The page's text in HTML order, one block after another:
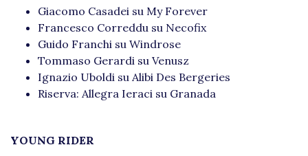
Giacomo Casadei su My Forever
Francesco Correddu su Necofix
Guido Franchi su Windrose
Tommaso Gerardi su Venusz
Ignazio Uboldi su Alibi Des Bergeries
Riserva: Allegra Ieraci su Granada
YOUNG RIDER